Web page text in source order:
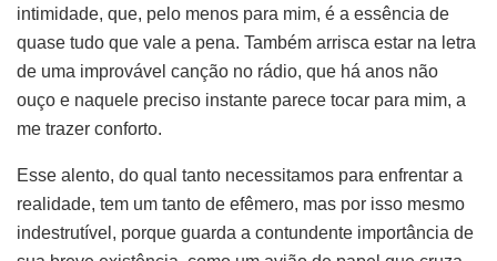
intimidade, que, pelo menos para mim, é a essência de
quase tudo que vale a pena. Também arrisca estar na letra
de uma improvável canção no rádio, que há anos não
ouço e naquele preciso instante parece tocar para mim, a
me trazer conforto.
Esse alento, do qual tanto necessitamos para enfrentar a
realidade, tem um tanto de efêmero, mas por isso mesmo
indestrutível, porque guarda a contundente importância de